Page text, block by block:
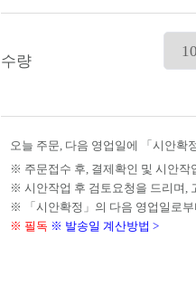
수량
오늘 주문, 다음 영업일에 「시안확
※ 주문접수 후, 결제확인 및 시안작
※ 시안작업 후 검토요청을 드리며,
※ 「시안확정」의 다음 영업일로
※ 필독 ※ 발송일 계산방법 >